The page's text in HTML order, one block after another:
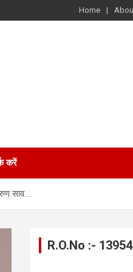
Home
करें
साव….
R.O.No :-